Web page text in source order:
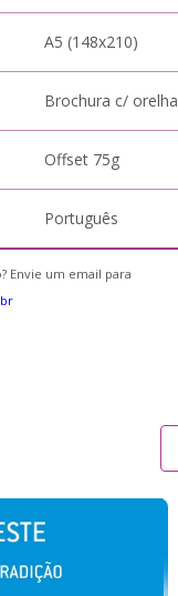
A5 (148x210)
Brochura c/ orelha
Offset 75g
Português
Envie um email para